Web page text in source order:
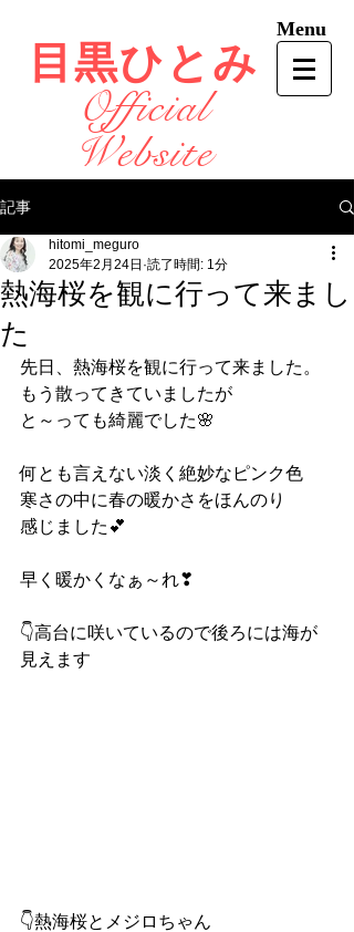
Menu
目黒ひとみ
Official
Website
記事
熱海桜を観に行って来まし
た
hitomi_meguro
2025年2月24日 読了時間: 1分
先日、熱海桜を観に行って来ました。
もう散ってきていましたが
と～っても綺麗でした🌸
何とも言えない淡く絶妙なピンク色
寒さの中に春の暖かさをほんのり
感じました💕
早く暖かくなぁ～れ❣
👇高台に咲いているので後ろには海が
見えます
👇熱海桜とメジロちゃん